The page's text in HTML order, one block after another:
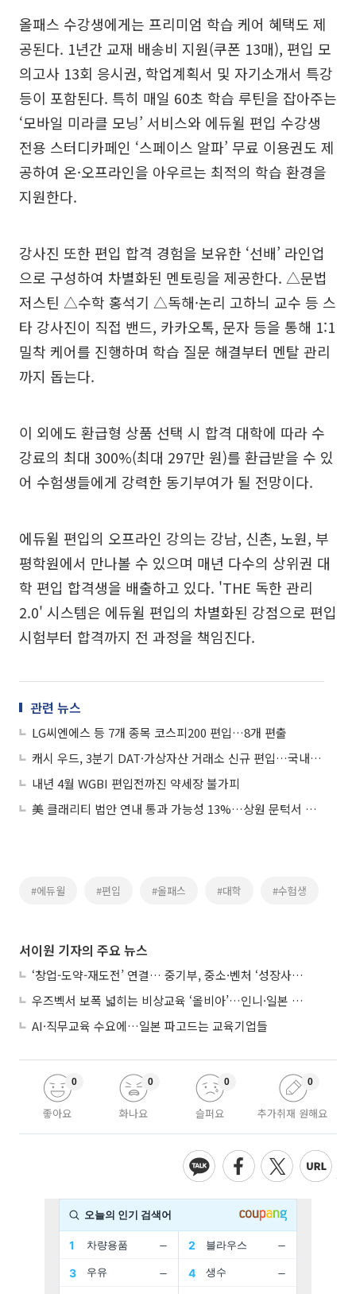
올패스 수강생에게는 프리미엄 학습 케어 혜택도 제
공된다. 1년간 교재 배송비 지원(쿠폰 13매), 편입 모
의고사 13회 응시권, 학업계획서 및 자기소개서 특강
등이 포함된다. 특히 매일 60초 학습 루틴을 잡아주는
‘모바일 미라클 모닝’ 서비스와 에듀윌 편입 수강생
전용 스터디카페인 ‘스페이스 알파’ 무료 이용권도 제
공하여 온·오프라인을 아우르는 최적의 학습 환경을
지원한다.
강사진 또한 편입 합격 경험을 보유한 ‘선배’ 라인업
으로 구성하여 차별화된 멘토링을 제공한다. △문법
저스틴 △수학 홍석기 △독해·논리 고하늬 교수 등 스
타 강사진이 직접 밴드, 카카오톡, 문자 등을 통해 1:1
밀착 케어를 진행하며 학습 질문 해결부터 멘탈 관리
까지 돕는다.
이 외에도 환급형 상품 선택 시 합격 대학에 따라 수
강료의 최대 300%(최대 297만 원)를 환급받을 수 있
어 수험생들에게 강력한 동기부여가 될 전망이다.
에듀윌 편입의 오프라인 강의는 강남, 신촌, 노원, 부
평학원에서 만나볼 수 있으며 매년 다수의 상위권 대
학 편입 합격생을 배출하고 있다. 'THE 독한 관리
2.0' 시스템은 에듀윌 편입의 차별화된 강점으로 편입
시험부터 합격까지 전 과정을 책임진다.
관련 뉴스
LG씨엔에스 등 7개 종목 코스피200 편입…8개 편출
캐시 우드, 3분기 DAT·가상자산 거래소 신규 편입…국내 거래소도 호실적
내년 4월 WGBI 편입전까진 약세장 불가피
美 클래리티 법안 연내 통과 가능성 13%…상원 문턱서 제동
#에듀윌 #편입 #올패스 #대학 #수험생
서이원 기자의 주요 뉴스
‘창업-도약-재도전’ 연결… 중기부, 중소·벤처 ‘성장사다리’ 짓는다
우즈벡서 보폭 넓히는 비상교육 ‘올비아’…인니·일본 진출 타진
AI·직무교육 수요에…일본 파고드는 교육기업들
좋아요
0
화나요
0
슬퍼요
0
추가취재 원해요
0